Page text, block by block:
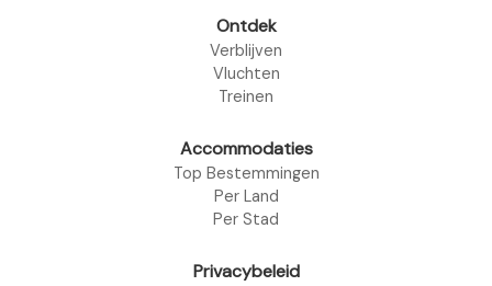
Ontdek
Verblijven
Vluchten
Treinen
Accommodaties
Top Bestemmingen
Per Land
Per Stad
Privacybeleid